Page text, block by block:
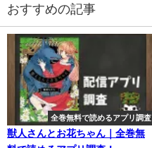
おすすめの記事
全巻無料で読めるアプリ調査
獣人さんとお花ちゃん｜全巻無